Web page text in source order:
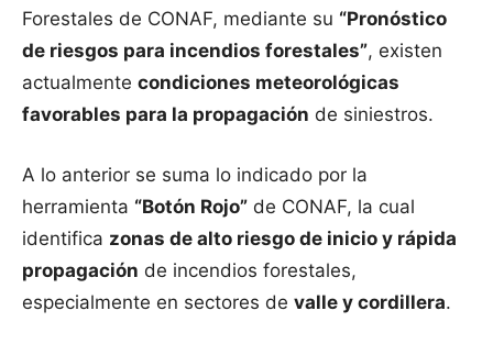
Forestales de CONAF, mediante su “Pronóstico
de riesgos para incendios forestales”, existen
actualmente condiciones meteorológicas
favorables para la propagación de siniestros.
A lo anterior se suma lo indicado por la
herramienta “Botón Rojo” de CONAF, la cual
identifica zonas de alto riesgo de inicio y rápida
propagación de incendios forestales,
especialmente en sectores de valle y cordillera.